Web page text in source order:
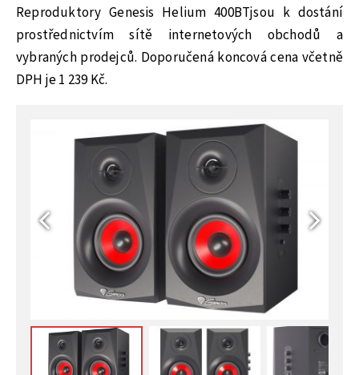
Reproduktory Genesis Helium 400BTjsou k dostání
prostřednictvím sítě internetových obchodů a
vybraných prodejců. Doporučená koncová cena včetně
DPH je 1 239 Kč.